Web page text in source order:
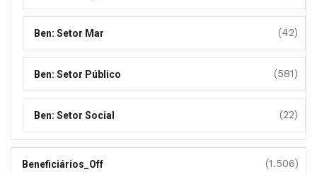
Ben: Setor Mar (42)
Ben: Setor Público (581)
Ben: Setor Social (22)
Beneficiários_Off (1.506)